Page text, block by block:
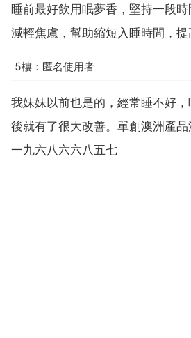
睡前最好飲用眠夢香，堅持一段時
減輕焦慮，幫助縮短入睡時間，提
5樓：匿名使用者
我妹妹以前也是的，經常睡不好
後就有了很大改善。單創澳洲產
一九六八六六八五七